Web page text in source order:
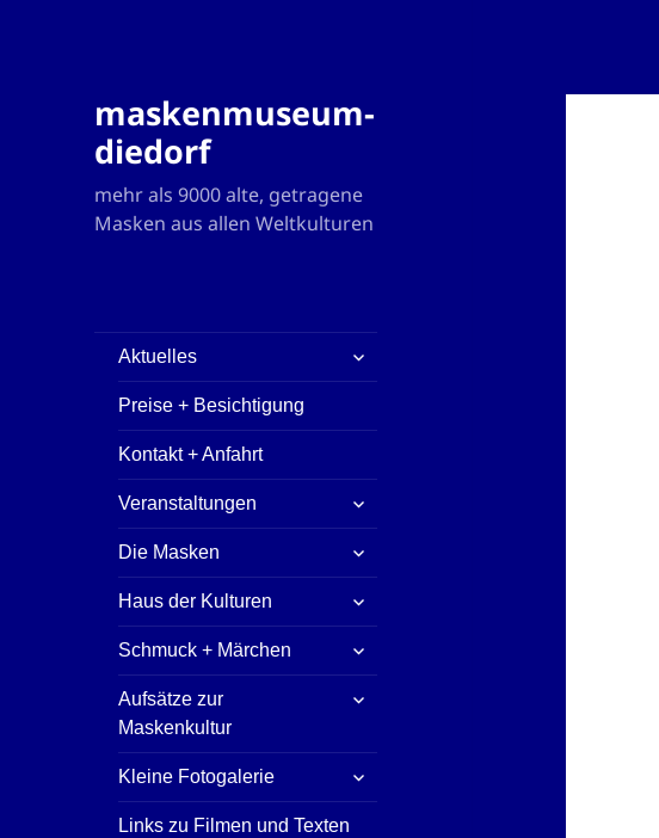
maskenmuseum-
diedorf
mehr als 9000 alte, getragene
Masken aus allen Weltkulturen
Aktuelles
untermenü
öffnen
Preise + Besichtigung
Kontakt + Anfahrt
Veranstaltungen
untermenü
öffnen
Die Masken
untermenü
öffnen
Haus der Kulturen
untermenü
öffnen
Schmuck + Märchen
untermenü
öffnen
Aufsätze zur
Maskenkultur
untermenü
Kleine Fotogalerie
untermenü
öffnen
Links zu Filmen und Texten